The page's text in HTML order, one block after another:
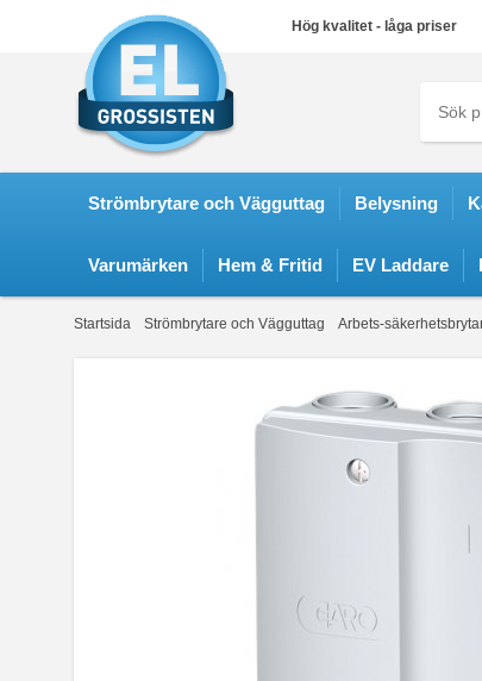
Hög kvalitet - låga priser
Strömbrytare och Vägguttag Belysning
Varumärken Hem & Fritid EV Laddare
Startsida Strömbrytare och Vägguttag Arbets-